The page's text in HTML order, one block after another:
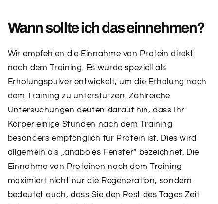
Wann sollte ich das einnehmen?
​Wir empfehlen die Einnahme von Protein direkt
nach dem Training. Es wurde speziell als
Erholungspulver entwickelt, um die Erholung nach
dem Training zu unterstützen. Zahlreiche
Untersuchungen deuten darauf hin, dass Ihr
Körper einige Stunden nach dem Training
besonders empfänglich für Protein ist. Dies wird
allgemein als „anaboles Fenster“ bezeichnet. Die
Einnahme von Proteinen nach dem Training
maximiert nicht nur die Regeneration, sondern
bedeutet auch, dass Sie den Rest des Tages Zeit